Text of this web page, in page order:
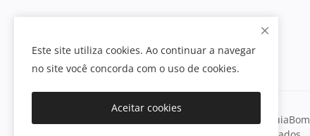
Copyright© 2026 - Carretinha.com - Empresa do GuiaBom
Este site utiliza cookies. Ao continuar a navegar
no site você concorda com o uso de cookies.
Aceitar cookies